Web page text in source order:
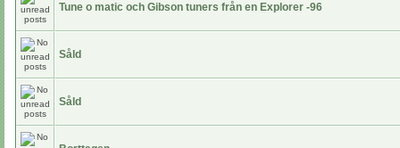
Tune o matic och Gibson tuners från en Explorer -96
Såld
Såld